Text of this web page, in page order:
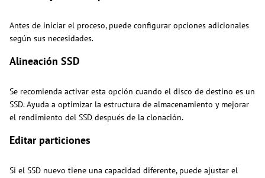
Antes de iniciar el proceso, puede configurar opciones adicionales
según sus necesidades.
Alineación SSD
Se recomienda activar esta opción cuando el disco de destino es un
SSD. Ayuda a optimizar la estructura de almacenamiento y mejorar
el rendimiento del SSD después de la clonación.
Editar particiones
Si el SSD nuevo tiene una capacidad diferente, puede ajustar el